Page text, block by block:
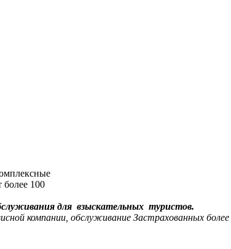
более 100
для взыскательных туристов.
компании, обслуживание Застрахованных более